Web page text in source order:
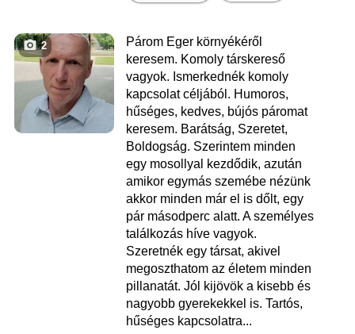
2
Párom Eger környékéről
keresem. Komoly társkereső
vagyok. Ismerkednék komoly
kapcsolat céljából. Humoros,
hűséges, kedves, bújós páromat
keresem. Barátság, Szeretet,
Boldogság. Szerintem minden
egy mosollyal kezdődik, azután
amikor egymás szemébe nézünk
akkor minden már el is dőlt, egy
pár másodperc alatt. A személyes
találkozás híve vagyok.
Szeretnék egy társat, akivel
megoszthatom az életem minden
pillanatát. Jól kijövök a kisebb és
nagyobb gyerekekkel is. Tartós,
hűséges kapcsolatra...